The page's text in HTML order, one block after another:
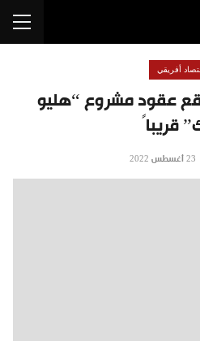
عقود مشروع “هليو
قريباً
أفريقي
23 أغسطس 2022